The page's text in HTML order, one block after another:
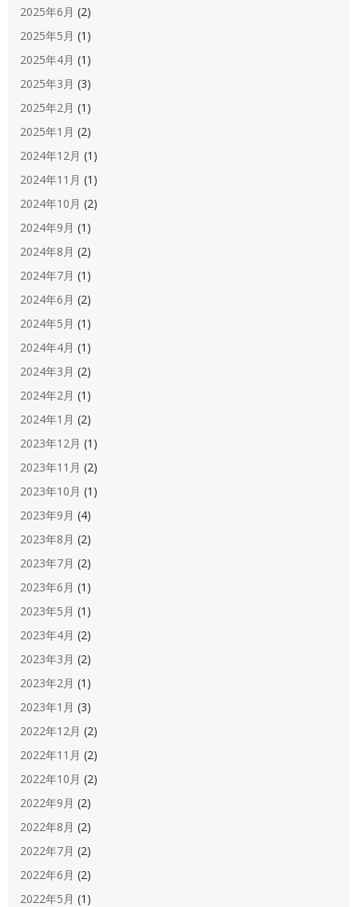
2025年6月 (2)
2025年5月 (1)
2025年4月 (1)
2025年3月 (3)
2025年2月 (1)
2025年1月 (2)
2024年12月 (1)
2024年11月 (1)
2024年10月 (2)
2024年9月 (1)
2024年8月 (2)
2024年7月 (1)
2024年6月 (2)
2024年5月 (1)
2024年4月 (1)
2024年3月 (2)
2024年2月 (1)
2024年1月 (2)
2023年12月 (1)
2023年11月 (2)
2023年10月 (1)
2023年9月 (4)
2023年8月 (2)
2023年7月 (2)
2023年6月 (1)
2023年5月 (1)
2023年4月 (2)
2023年3月 (2)
2023年2月 (1)
2023年1月 (3)
2022年12月 (2)
2022年11月 (2)
2022年10月 (2)
2022年9月 (2)
2022年8月 (2)
2022年7月 (2)
2022年6月 (2)
2022年5月 (1)